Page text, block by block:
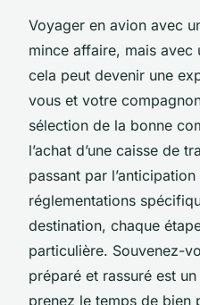
Voyager en avion avec
mince affaire, mais avec
cela peut devenir une
vous et votre
sélection de la bonne
l’achat d’une caisse de
passant par
réglementations
destination, chaque
particulière. Souvenez-
préparé et rassuré est
prenez le temps de bien